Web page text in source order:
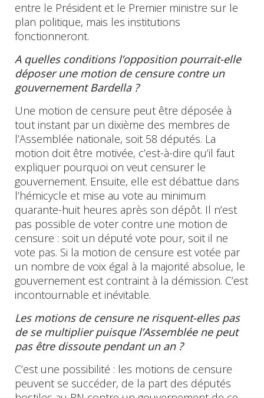
entre le Président et le Premier ministre sur le
plan politique, mais les institutions
fonctionneront.
A quelles conditions l’opposition pourrait-elle
déposer une motion de censure contre un
gouvernement Bardella ?
Une motion de censure peut être déposée à
tout instant par un dixième des membres de
l’Assemblée nationale, soit 58 députés. La
motion doit être motivée, c’est-à-dire qu’il faut
expliquer pourquoi on veut censurer le
gouvernement. Ensuite, elle est débattue dans
l’hémicycle et mise au vote au minimum
quarante-huit heures après son dépôt. Il n’est
pas possible de voter contre une motion de
censure : soit un député vote pour, soit il ne
vote pas. Si la motion de censure est votée par
un nombre de voix égal à la majorité absolue, le
gouvernement est contraint à la démission. C’est
incontournable et inévitable.
Les motions de censure ne risquent-elles pas
de se multiplier puisque l’Assemblée ne peut
pas être dissoute pendant un an ?
C’est une possibilité : les motions de censure
peuvent se succéder, de la part des députés